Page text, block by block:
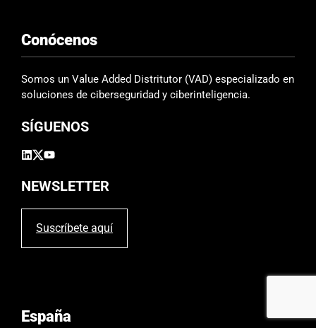
c
a
m
p
v
c
o
.
Conócenos
Somos un Value Added Distritutor (VAD) especializado en
soluciones de ciberseguridad y ciberinteligencia.
SÍGUENOS
NEWSLETTER
Suscríbete aquí
España